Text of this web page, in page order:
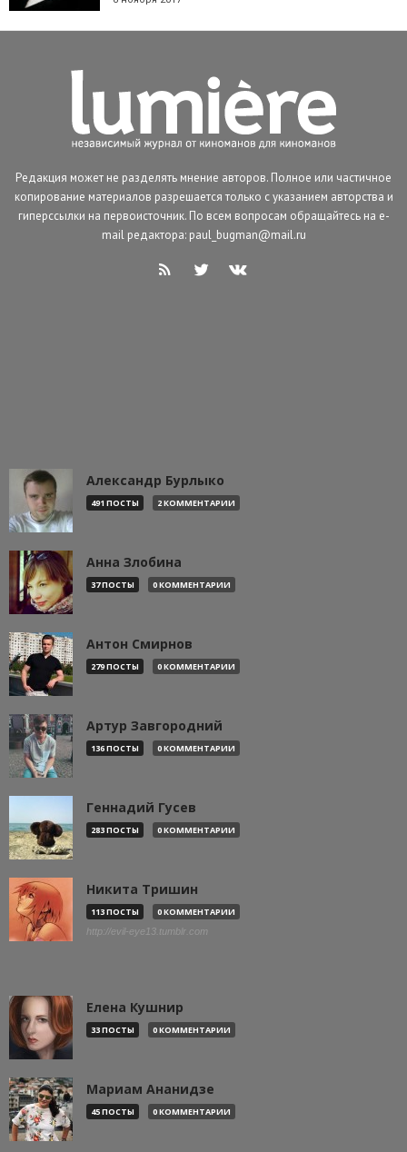
Редакция может не разделять мнение авторов. Полное или частичное
копирование материалов разрешается только с указанием авторства и
гиперссылки на первоисточник. По всем вопросам обращайтесь на e-
mail редактора: paul_bugman@mail.ru
Александр Бурлыко
491 ПОСТЫ 2 КОММЕНТАРИИ
Анна Злобина
37 ПОСТЫ 0 КОММЕНТАРИИ
Антон Смирнов
279 ПОСТЫ 0 КОММЕНТАРИИ
Артур Завгородний
136 ПОСТЫ 0 КОММЕНТАРИИ
Геннадий Гусев
283 ПОСТЫ 0 КОММЕНТАРИИ
Никита Тришин
113 ПОСТЫ 0 КОММЕНТАРИИ
http://evil-eye13.tumblr.com
Елена Кушнир
33 ПОСТЫ 0 КОММЕНТАРИИ
Мариам Ананидзе
45 ПОСТЫ 0 КОММЕНТАРИИ